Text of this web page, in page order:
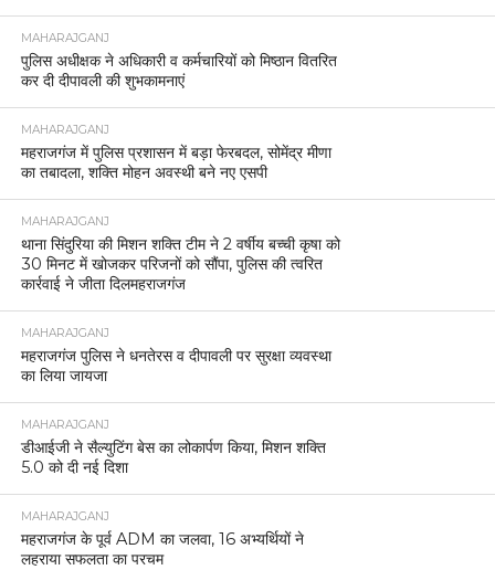
MAHARAJGANJ
पुलिस अधीक्षक ने अधिकारी व कर्मचारियों को मिष्ठान वितरित
कर दी दीपावली की शुभकामनाएं
MAHARAJGANJ
महराजगंज में पुलिस प्रशासन में बड़ा फेरबदल, सोमेंद्र मीणा
का तबादला, शक्ति मोहन अवस्थी बने नए एसपी
MAHARAJGANJ
थाना सिंदुरिया की मिशन शक्ति टीम ने 2 वर्षीय बच्ची कृषा को
30 मिनट में खोजकर परिजनों को सौंपा, पुलिस की त्वरित
कार्रवाई ने जीता दिलमहराजगंज
MAHARAJGANJ
महराजगंज पुलिस ने धनतेरस व दीपावली पर सुरक्षा व्यवस्था
का लिया जायजा
MAHARAJGANJ
डीआईजी ने सैल्युटिंग बेस का लोकार्पण किया, मिशन शक्ति
5.0 को दी नई दिशा
MAHARAJGANJ
महराजगंज के पूर्व ADM का जलवा, 16 अभ्यर्थियों ने
लहराया सफलता का परचम